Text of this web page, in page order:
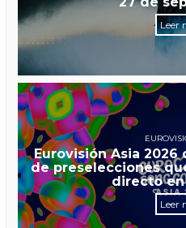
Leer
Eurovisión Asia
de preselecciones
directo en
Leer